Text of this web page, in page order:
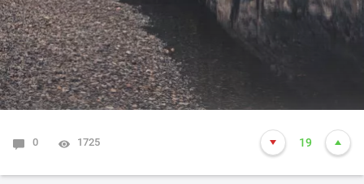
0 1725 19